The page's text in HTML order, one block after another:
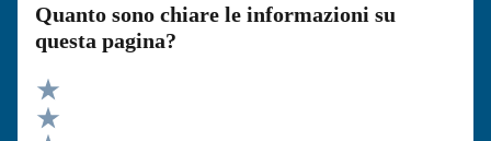
Quanto sono chiare le informazioni su
questa pagina?
Valuta 5 stelle su 5